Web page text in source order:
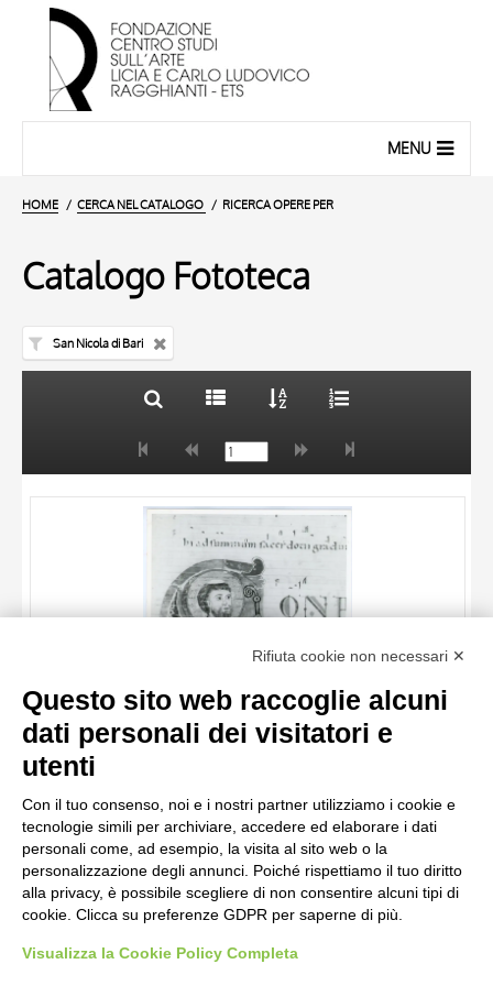
MENU
HOME CERCA NEL CATALOGO RICERCA OPERE PER
Catalogo Fototeca
San Nicola di Bari
AUTORE
OGGETTO
LOCALIZZAZIONE
20 RISULTATI
Anonimo italiano sec. XII , Iniziale C, Iniziale abitata, Santo
vescovo, San Nicola di Bari, Motivi decorativi fitomorfi
OGGETTO
LOCALIZZAZIONE
Rifiuta cookie non necessari ✕
Questo sito web raccoglie alcuni
dati personali dei visitatori e
utenti
Con il tuo consenso, noi e i nostri partner utilizziamo i cookie e
tecnologie simili per archiviare, accedere ed elaborare i dati
personali come, ad esempio, la visita al sito web o la
personalizzazione degli annunci. Poiché rispettiamo il tuo diritto
alla privacy, è possibile scegliere di non consentire alcuni tipi di
cookie. Clicca su preferenze GDPR per saperne di più.
Visualizza la Cookie Policy Completa